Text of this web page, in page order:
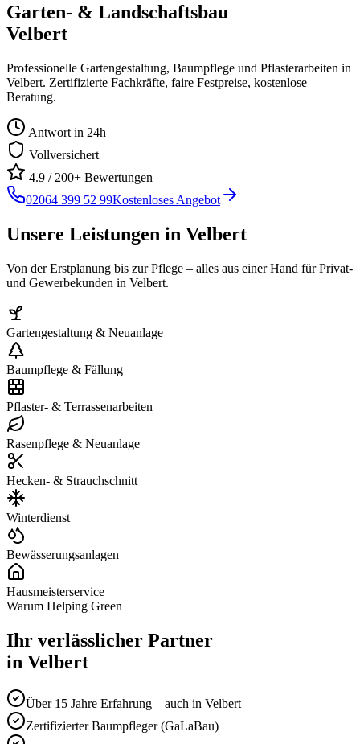
Garten- & Landschaftsbau
Velbert
Professionelle Gartengestaltung, Baumpflege und Pflasterarbeiten in
Velbert. Zertifizierte Fachkräfte, faire Festpreise, kostenlose
Beratung.
Antwort in 24h
Vollversichert
4.9 / 200+ Bewertungen
02064 399 52 99Kostenloses Angebot
Unsere Leistungen in Velbert
Von der Erstplanung bis zur Pflege – alles aus einer Hand für Privat-
und Gewerbekunden in Velbert.
Gartengestaltung & Neuanlage
Baumpflege & Fällung
Pflaster- & Terrassenarbeiten
Rasenpflege & Neuanlage
Hecken- & Strauchschnitt
Winterdienst
Bewässerungsanlagen
Hausmeisterservice
Warum Helping Green
Ihr verlässlicher Partner
in Velbert
Über 15 Jahre Erfahrung – auch in Velbert
Zertifizierter Baumpfleger (GaLaBau)